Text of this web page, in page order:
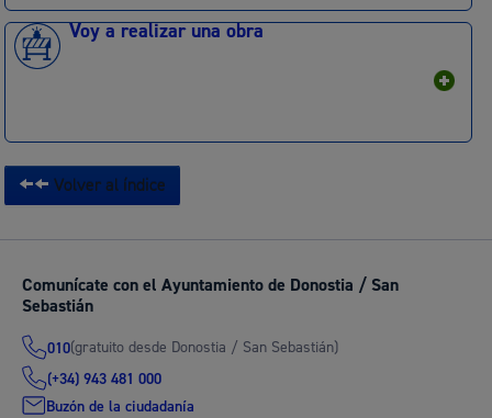
Voy a realizar una obra
Volver al índice
Comunícate con el Ayuntamiento de Donostia / San
Sebastián
010(gratuito desde Donostia / San Sebastián)
(+34) 943 481 000
Buzón de la ciudadanía